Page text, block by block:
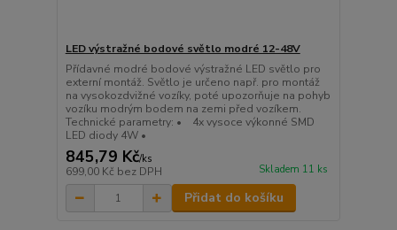
LED výstražné bodové světlo modré 12-48V
Přídavné modré bodové výstražné LED světlo pro
externí montáž. Světlo je určeno např. pro montáž
na vysokozdvižné vozíky, poté upozorňuje na pohyb
vozíku modrým bodem na zemi před vozíkem.
Technické parametry: • 4x vysoce výkonné SMD
LED diody 4W •
845,79 Kč/ks
699,00 Kč bez DPH Skladem 11 ks
Přidat do košíku